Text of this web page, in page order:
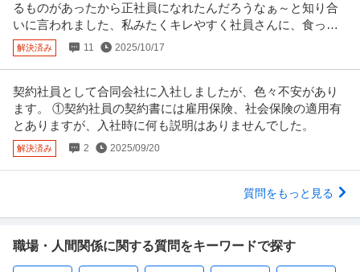
るものがあったから正社員になれたんだろうなぁ～と知り合
いに言われました、私みたくキレやすく社員さんに、食って
かかるのは
解決済み 11 2025/10/17
契約社員として合同会社に入社しましたが、色々不安があり
ます。 ①契約社員の契約書には雇用保険、社会保険の適用有
とありますが、入社時に何も説明はありませんでした。
解決済み 2 2025/09/20
質問をもっと見る
職場・人間関係に関する質問をキーワードで探す